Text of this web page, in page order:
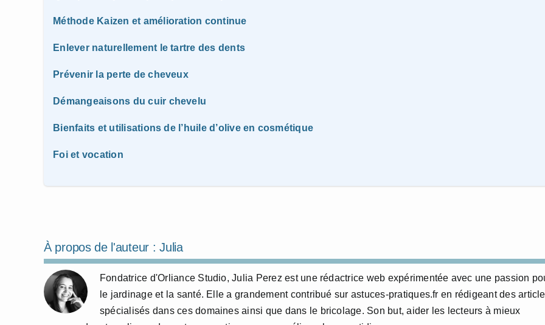
Méthode Kaizen et amélioration continue
Enlever naturellement le tartre des dents
Prévenir la perte de cheveux
Démangeaisons du cuir chevelu
Bienfaits et utilisations de l’huile d’olive en cosmétique
Foi et vocation
À propos de l'auteur :Julia
Fondatrice d'Orliance Studio, Julia Perez est une rédactrice web expérimentée avec une passion
le jardinage et la santé. Elle a grandement contribué sur astuces-pratiques.fr en rédigeant des
spécialisés dans ces domaines ainsi que dans le bricolage. Son but, aider les lecteurs à mieux